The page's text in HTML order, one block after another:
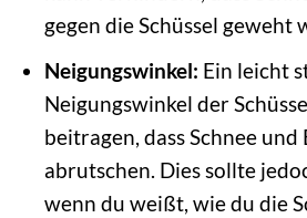
gegen die Schüssel geweht
Neigungswinkel: Ein leicht
Neigungswinkel der
beitragen, dass Schnee und
abrutschen. Dies sollte
wenn du weißt, wie du die